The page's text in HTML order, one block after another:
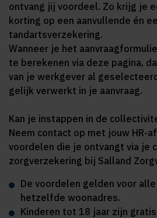
ontvang jij voordeel. Zo krijg je
korting op een aanvullende én
tandartsverzekering.
Wanneer je het
te berekenen via deze pagina,
van je werkgever al
gelijk verwerkt in je aanvraag.
Kan je instappen in de
Neem contact op met jouw HR-
voordelen die je ontvangt via je
zorgverzekering bij Salland
De voordelen gelden voor
hetzelfde woonadres.
Kinderen tot 18 jaar zijn